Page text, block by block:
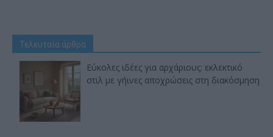
Τελευταία άρθρα
Εύκολες ιδέες για αρχάριους: εκλεκτικό
στιλ με γήινες αποχρώσεις στη διακόσμηση